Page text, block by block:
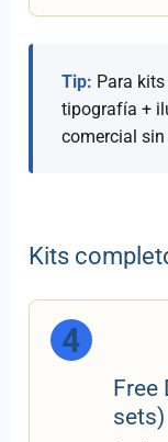
Tip: Para
tipografía +
comercial sin
Kits
4
Free
sets)